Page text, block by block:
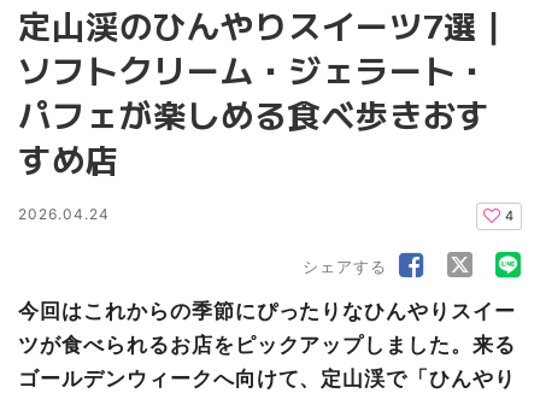
定山渓のひんやりスイーツ7選｜
ソフトクリーム・ジェラート・
パフェが楽しめる食べ歩きおす
すめ店
2026.04.24 4
シェアする
今回はこれからの季節にぴったりなひんやりスイー
ツが食べられるお店をピックアップしました。来る
ゴールデンウィークへ向けて、定山渓で「ひんやり